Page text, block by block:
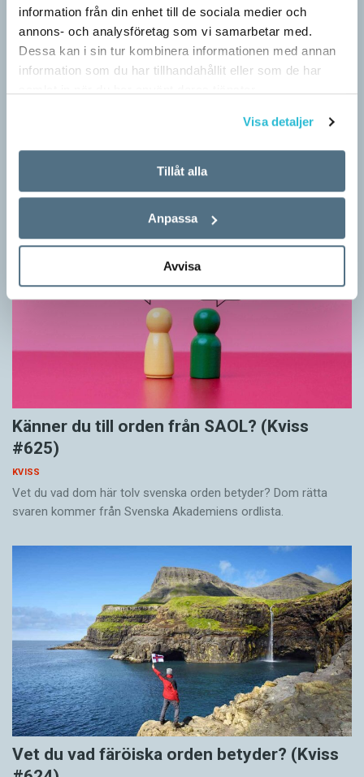
information från din enhet till de sociala medier och
annons- och analysföretag som vi samarbetar med.
Dessa kan i sin tur kombinera informationen med annan
information som du har tillhandahållit eller som de har
Visa detaljer
Tillåt alla
Anpassa
Avvisa
författare på tolv olika språk hämtade från Wikipedia. Men vilka
Känner du till orden från SAOL? (Kviss
#625)
KVISS
Vet du vad dom här tolv svenska orden betyder? Dom rätta
svaren kommer från Svenska Akademiens ordlista.
Vet du vad färöiska orden betyder? (Kviss